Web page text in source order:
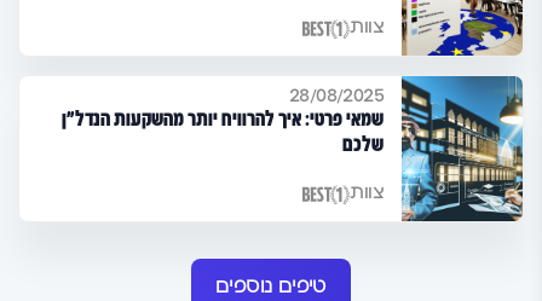
צוות
28/08/2025
שמאי פרטי: איך להרוויח יותר מהשקעות הנדל"ן
שלכם
צוות
טיפים נוספים